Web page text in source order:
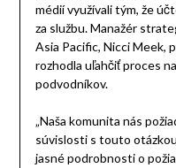
médií využívali tým, že
za službu. Manažér
Asia Pacific, Nicci Meek,
rozhodla uľahčiť proces
podvodníkov.
„Naša komunita nás
súvislosti s touto
jasné podrobnosti o